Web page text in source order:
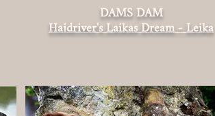
DAMS DAM
Haidriver's Laikas Dream - Leika